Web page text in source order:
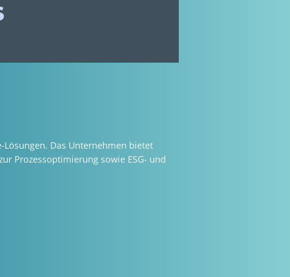
Das Unternehmen bietet
Prozessoptimierung sowie ESG- und